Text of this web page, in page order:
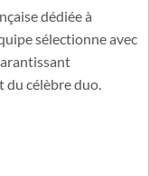
dédiée à
sélectionne avec
du célèbre duo.